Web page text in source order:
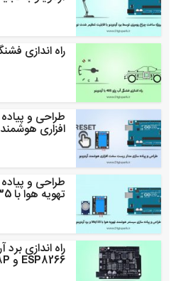
راه اندازی فشنگی آب
طراحی و
افزاری هوشمند
طراحی و
تهویه هوا با Mq135 و برد آردوینو
ESP8266 و ATmega328P